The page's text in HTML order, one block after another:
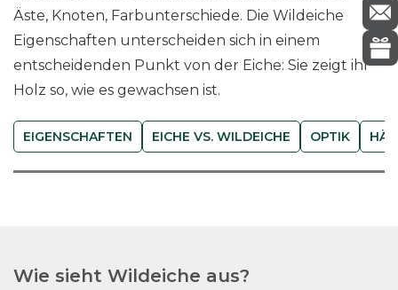
Äste, Knoten, Farbunterschiede. Die Wildeiche
Eigenschaften unterscheiden sich in einem
entscheidenden Punkt von der Eiche: Sie zeigt ihr
Holz so, wie es gewachsen ist.
EIGENSCHAFTEN EICHE VS. WILDEICHE OPTIK
Wie sieht Wildeiche aus?